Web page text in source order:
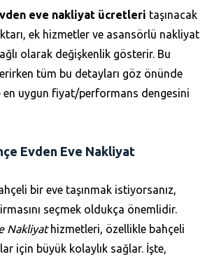
eve nakliyat ücretleri taşınacak
ek hizmetler ve asansörlü nakliyat
olarak değişkenlik gösterir. Bu
tüm bu detayları göz önünde
en uygun fiyat/performans dengesini
Evden Eve Nakliyat
bir eve taşınmak istiyorsanız,
seçmek oldukça önemlidir.
Nakliyathizmetleri, özellikle bahçeli
için büyük kolaylık sağlar. İşte,